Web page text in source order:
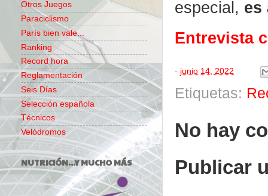
especial, es
Entrevista
- junio 14, 2022
Etiquetas:
No hay
Publicar
Otros Juegos
Paraciclismo
París bien vale...
Ranking
Record hora
Reglamentación
Seis Días
Selección española
Técnicos
Velódromos
NUTRICIÓN...Y MUCHO MÁS